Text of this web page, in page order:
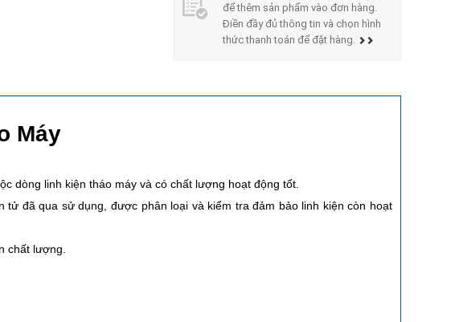
để thêm sản phẩm vào đơn hàng.
Điền đầy đủ thông tin và chọn hình
thức thanh toán để đặt hàng.
Máy
dòng linh kiện tháo máy và có chất lượng hoạt động tốt.
tử đã qua sử dụng, được phân loại và kiểm tra đảm bảo linh kiện còn hoạt
chất lượng.